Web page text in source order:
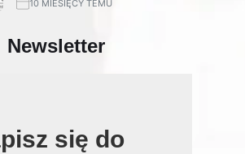
10 MIESIĘCY TEMU
Newsletter
się do